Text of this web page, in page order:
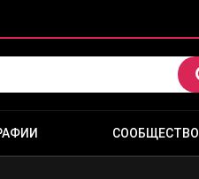
СООБЩЕСТВО